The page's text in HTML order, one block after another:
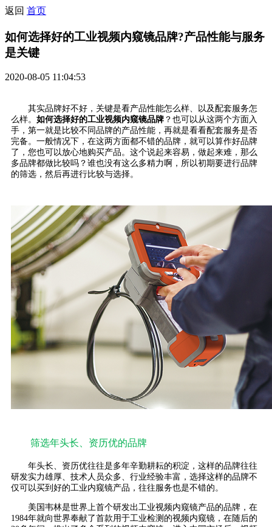
返回 首页
如何选择好的工业视频内窥镜品牌?产品性能与服务
是关键
2020-08-05 11:04:53
其实品牌好不好，关键是看产品性能怎么样、以及配套服务怎
么样。 如何选择好的工业视频内窥镜品牌 ？也可以从这两个方面入
手，第一就是比较不同品牌的产品性能，再就是看看配套服务是否
完备。一般情况下，在这两方面都不错的品牌，就可以算作好品牌
了，您也可以放心地购买产品。这个说起来容易，做起来难，那么
多品牌都做比较吗？谁也没有这么多精力啊，所以初期要进行品牌
的筛选，然后再进行比较与选择。
筛选年头长、资历优的品牌
年头长、资历优往往是多年辛勤耕耘的积淀，这样的品牌往往
研发实力雄厚、技术人员众多、行业经验丰富，选择这样的品牌不
仅可以买到好的工业内窥镜产品，往往服务也是不错的。
美国韦林是世界上首个研发出工业视频内窥镜产品的品牌，在
1984年就向世界奉献了首款用于工业检测的视频内窥镜，在随后的